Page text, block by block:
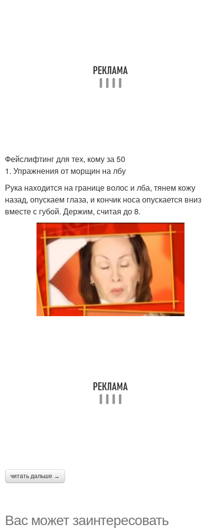
Фейслифтинг для тех, кому за 50
1. Упражнения от морщин на лбу
Рука находится на границе волос и лба, тянем кожу
назад, опускаем глаза, и кончик носа опускается вниз
вместе с губой. Держим, считая до 8.
читать дальше →
Вас может заинтересовать